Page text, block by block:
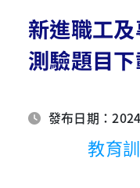
新進職工
測驗題目
發布日期：
教育